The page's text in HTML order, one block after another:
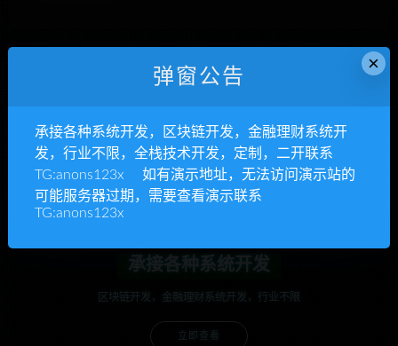
开通VIP或充值联系Telegram客服
立即查看
承接各种系统开发
区块链开发，金融理财系统开发，行业不限
立即查看
×
弹窗公告
承接各种系统开发，区块链开发，金融理财系统开
发，行业不限，全栈技术开发，定制，二开联系
TG:anons123x 如有演示地址，无法访问演示站的
可能服务器过期，需要查看演示联系
TG:anons123x